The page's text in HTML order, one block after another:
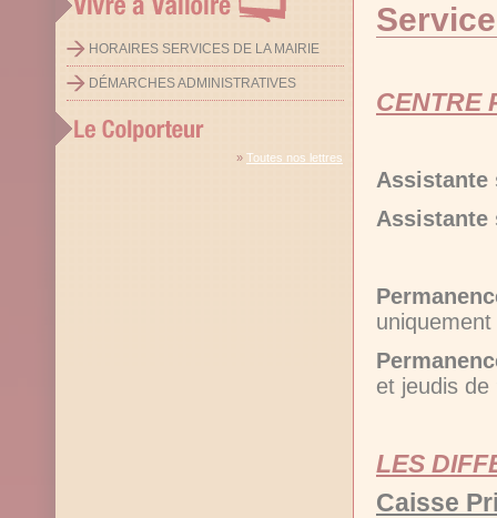
HORAIRES SERVICES DE LA MAIRIE
DÉMARCHES ADMINISTRATIVES
» Toutes nos lettres
CENTRE
Assistante
Assistante
et jeudis de
LES
Caisse